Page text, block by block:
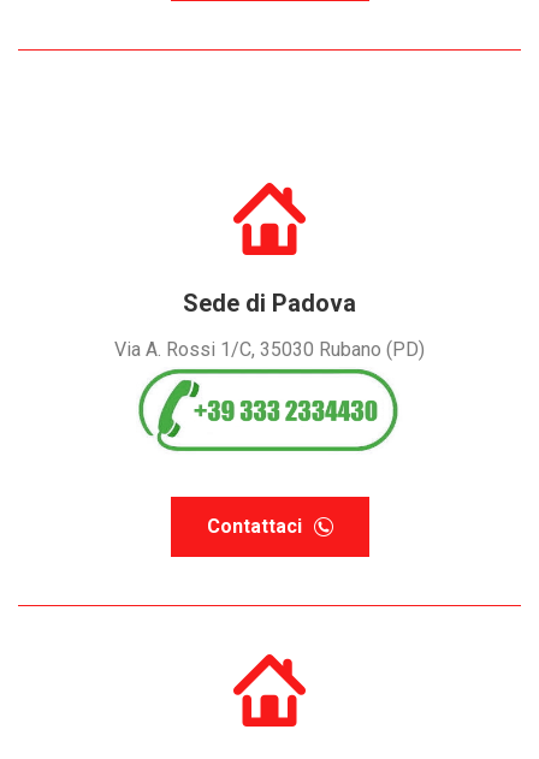
Sede di Padova
Via A. Rossi 1/C, 35030 Rubano (PD)
Contattaci